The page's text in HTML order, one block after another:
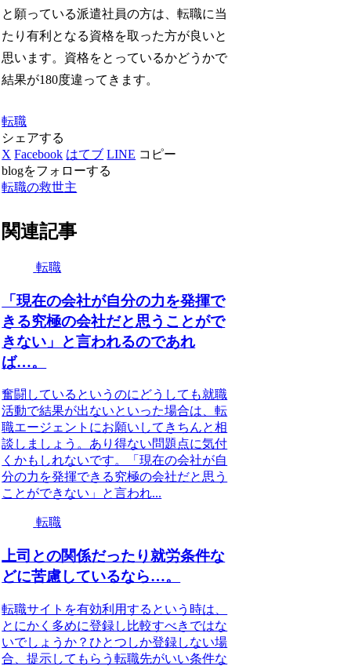
と願っている派遣社員の方は、転職に当
たり有利となる資格を取った方が良いと
思います。資格をとっているかどうかで
結果が180度違ってきます。
転職
シェアする
X Facebook はてブ LINE コピー
blogをフォローする
転職の救世主
関連記事
転職
「現在の会社が自分の力を発揮で
きる究極の会社だと思うことがで
きない」と言われるのであれ
ば…。
奮闘しているというのにどうしても就職
活動で結果が出ないといった場合は、転
職エージェントにお願いしてきちんと相
談しましょう。あり得ない問題点に気付
くかもしれないです。「現在の会社が自
分の力を発揮できる究極の会社だと思う
ことができない」と言われ...
転職
上司との関係だったり就労条件な
どに苦慮しているなら…。
転職サイトを有効利用するという時は、
とにかく多めに登録し比較すべきではな
いでしょうか？ひとつしか登録しない場
合、提示してもらう転職先がいい条件な